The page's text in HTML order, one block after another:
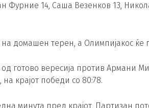
Фурние 14, Саша Везенков 13,
домашен терен, а Олимпијакос ќе
готово вересија против Армани
крајот победи со 80:78.
минута пред крајот, Партизан